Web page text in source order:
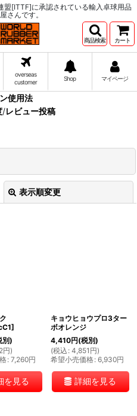
盟[ITTF]に承認されている輸入卓球用品
さんです。
商品検索 カート
overseas
customer
Shop マイページ
使用法
/レビュー投稿
表示順変更
む
別)
円)
: 7,260円
を見る
キョウヒョウプロ3ター
ボオレンジ
4,410円(税別)
(税込 : 4,851 円)
希望小売価格: 6,930円
詳細を見る